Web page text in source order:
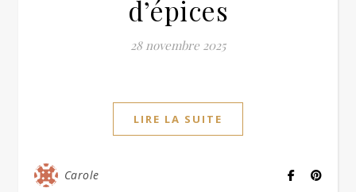
d’épices
28 novembre 2025
LIRE LA SUITE
Carole